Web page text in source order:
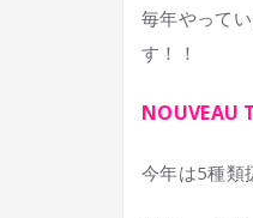
毎年やって
す！！
NOUVEAU
今年は5種類